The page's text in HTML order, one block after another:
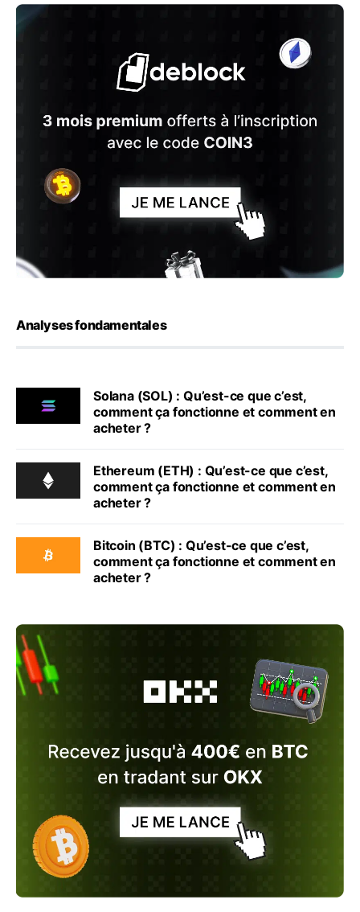
Analyses fondamentales
Solana (SOL) : Qu’est-ce que c’est,
comment ça fonctionne et comment en
acheter ?
Ethereum (ETH) : Qu’est-ce que c’est,
comment ça fonctionne et comment en
acheter ?
Bitcoin (BTC) : Qu’est-ce que c’est,
comment ça fonctionne et comment en
acheter ?